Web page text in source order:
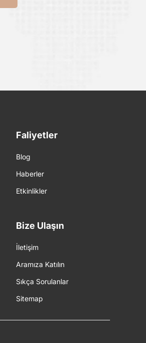
Faliyetler
Blog
Haberler
Etkinlikler
Bize Ulaşın
İletişim
Aramıza Katılın
Sıkça Sorulanlar
Sitemap